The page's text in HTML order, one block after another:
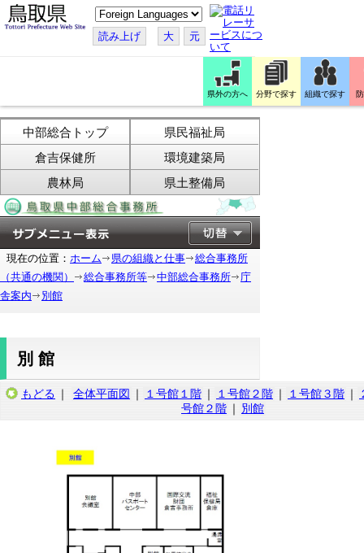
こ
の
ペ
ー
す
る
読み上げ 大 元
県外の方へ 分野で探す 組織で探す
中部総合トップ
県民福祉局
倉吉保健所
環境建築局
農林局
県土整備局
現在の位置： ホーム 県の組織と仕事
総合事務所
（共通の機関）
総合事務所等 中部総合事務所
庁
舎案内
別館
別館
もどる ｜ 全体平面図 ｜ １号館１階 ｜ １号館２階 ｜ １号館３階 ｜
号館２階 ｜ 別館